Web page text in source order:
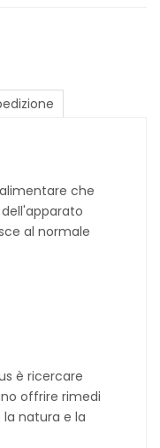
che
al normale
è ricercare
offrire rimedi
natura e la